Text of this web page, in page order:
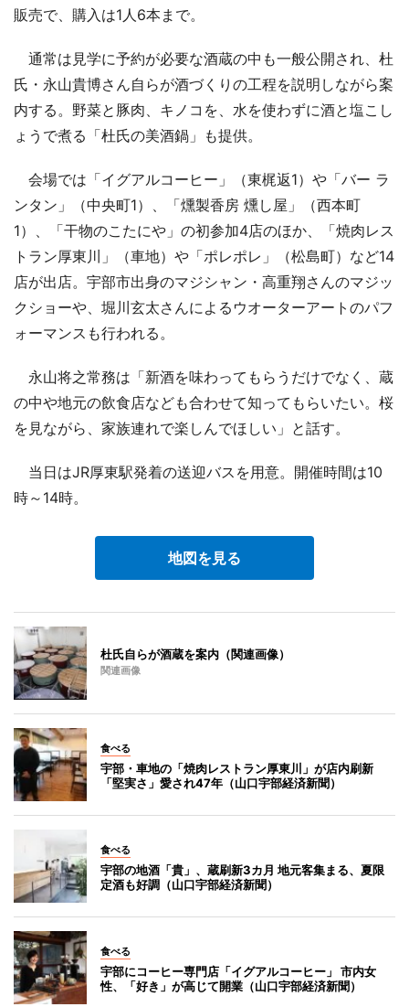
販売で、購入は1人6本まで。
通常は見学に予約が必要な酒蔵の中も一般公開され、杜
氏・永山貴博さん自らが酒づくりの工程を説明しながら案
内する。野菜と豚肉、キノコを、水を使わずに酒と塩こし
ょうで煮る「杜氏の美酒鍋」も提供。
会場では「イグアルコーヒー」（東梶返1）や「バー ラ
ンタン」（中央町1）、「燻製香房 燻し屋」（西本町
1）、「干物のこたにや」の初参加4店のほか、「焼肉レス
トラン厚東川」（車地）や「ポレポレ」（松島町）など14
店が出店。宇部市出身のマジシャン・高重翔さんのマジッ
クショーや、堀川玄太さんによるウオーターアートのパフ
ォーマンスも行われる。
永山将之常務は「新酒を味わってもらうだけでなく、蔵
の中や地元の飲食店なども合わせて知ってもらいたい。桜
を見ながら、家族連れで楽しんでほしい」と話す。
当日はJR厚東駅発着の送迎バスを用意。開催時間は10
時～14時。
地図を見る
杜氏自らが酒蔵を案内（関連画像）
関連画像
食べる
宇部・車地の「焼肉レストラン厚東川」が店内刷新
「堅実さ」愛され47年（山口宇部経済新聞）
食べる
宇部の地酒「貴」、蔵刷新3カ月 地元客集まる、夏限
定酒も好調（山口宇部経済新聞）
食べる
宇部にコーヒー専門店「イグアルコーヒー」 市内女
性、「好き」が高じて開業（山口宇部経済新聞）